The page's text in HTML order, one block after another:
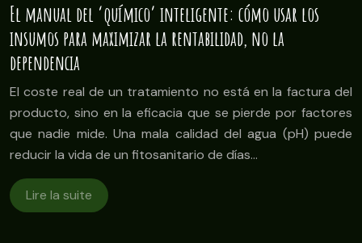
El manual del ‘químico’ inteligente: cómo usar los
insumos para maximizar la rentabilidad, no la
dependencia
El coste real de un tratamiento no está en la factura del
producto, sino en la eficacia que se pierde por factores
que nadie mide. Una mala calidad del agua (pH) puede
reducir la vida de un fitosanitario de días…
Lire la suite